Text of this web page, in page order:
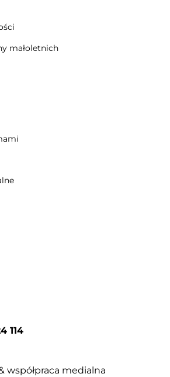
małoletnich
114
współpraca medialna